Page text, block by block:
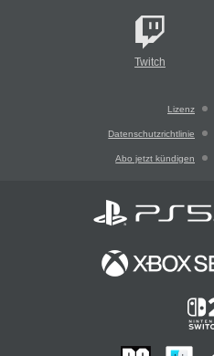
Twitch
Lizenz
Datenschutzrichtlinie
Abo jetzt kündigen